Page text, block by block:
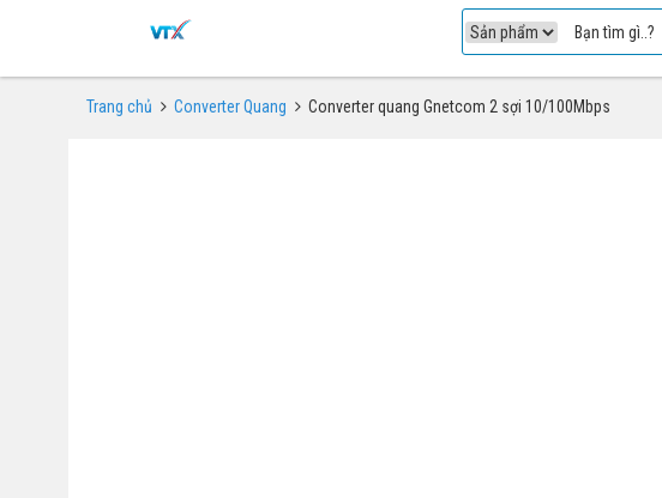
Trang chủ Converter Quang Converter quang Gnetcom 2 sợi 10/100Mbps